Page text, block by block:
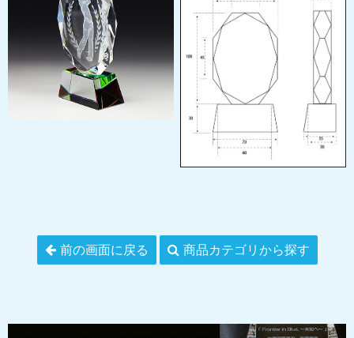
前の画面に戻る 商品カテゴリから探す